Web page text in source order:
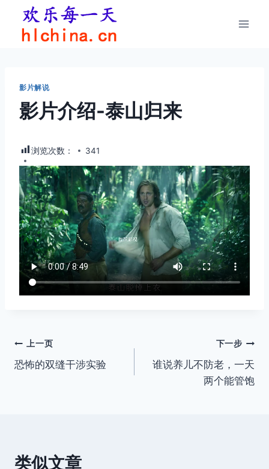
影片解说
影片介绍-泰山归来
浏览次数： 341
文
章
上一页
恐怖的双缝干涉实验
下一步
谁说养儿不防老，一天
两个能管饱
类似文章